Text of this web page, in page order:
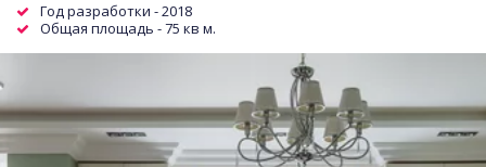
Год разработки - 2018
Общая площадь - 75 кв м.